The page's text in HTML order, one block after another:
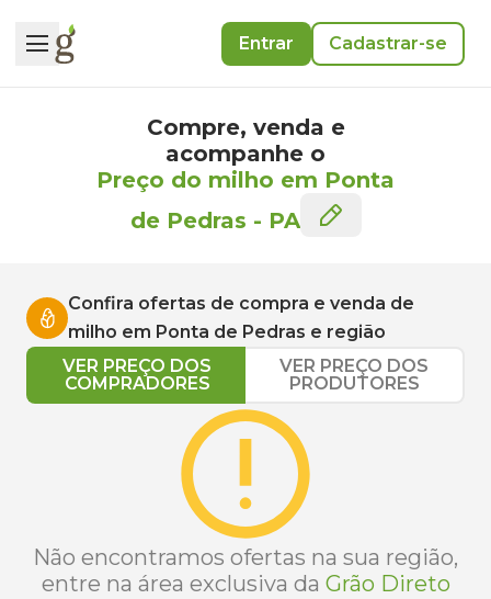
Entrar Cadastrar-se
Compre, venda e
acompanhe o
Preço do milho em Ponta
de Pedras - PA
Confira ofertas de compra e venda de
milho em Ponta de Pedras e região
VER PREÇO DOS
COMPRADORES
VER PREÇO DOS
PRODUTORES
Não encontramos ofertas na sua região,
entre na área exclusiva da Grão Direto